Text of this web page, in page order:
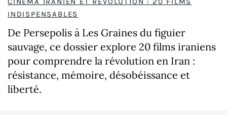
INDISPENSABLES
De Persepolis à Les Graines du figuier
sauvage, ce dossier explore 20 films iraniens
pour comprendre la révolution en Iran :
résistance, mémoire, désobéissance et
liberté.